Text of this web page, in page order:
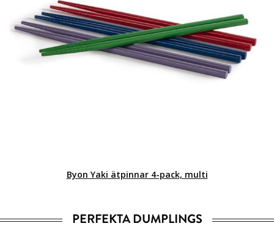
Byon Yaki ätpinnar 4-pack, multi
PERFEKTA DUMPLINGS